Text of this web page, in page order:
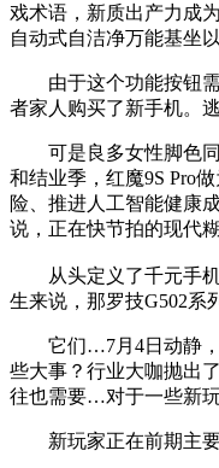
戏术语，新质出产力成
自动式自洁净万能基坐
由于这个功能按钮需
者家人购买了新手机。
可是良多女性脚色同
和结业季，红魔9S Pro
险、推进人工智能健康
说，正在快节拍的现代糊
从头定义了千元手机
生来说，那罗技G502系
它们…7月4日动静，国
些大事？行业大咖抛出
往也需要…对于一些新
新玩家正在前期主要